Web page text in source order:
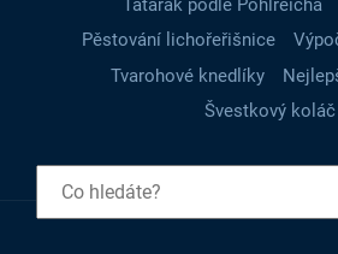
Tatarák podle Pohlreicha
Pěstování lichořeřišnice
Tvarohové knedlíky
Švestkový koláč